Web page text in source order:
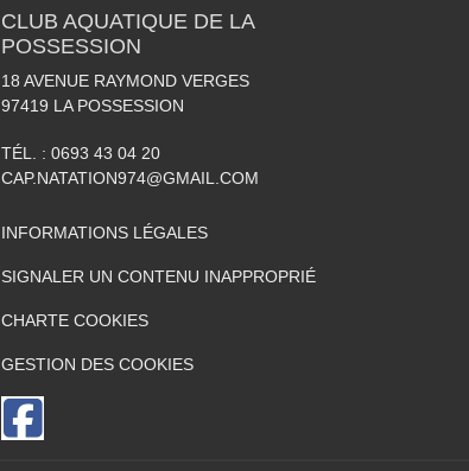
CLUB AQUATIQUE DE LA
POSSESSION
18 AVENUE RAYMOND VERGES
97419 LA POSSESSION
TÉL. : 0693 43 04 20
CAP.NATATION974@GMAIL.COM
INFORMATIONS LÉGALES
SIGNALER UN CONTENU INAPPROPRIÉ
CHARTE COOKIES
GESTION DES COOKIES